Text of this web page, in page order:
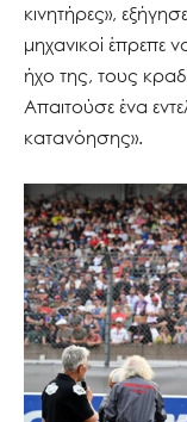
κινητήρες»,
μηχανικοί έπρεπε
ήχο της, τους
Απαιτούσε ένα
κατανόησης».